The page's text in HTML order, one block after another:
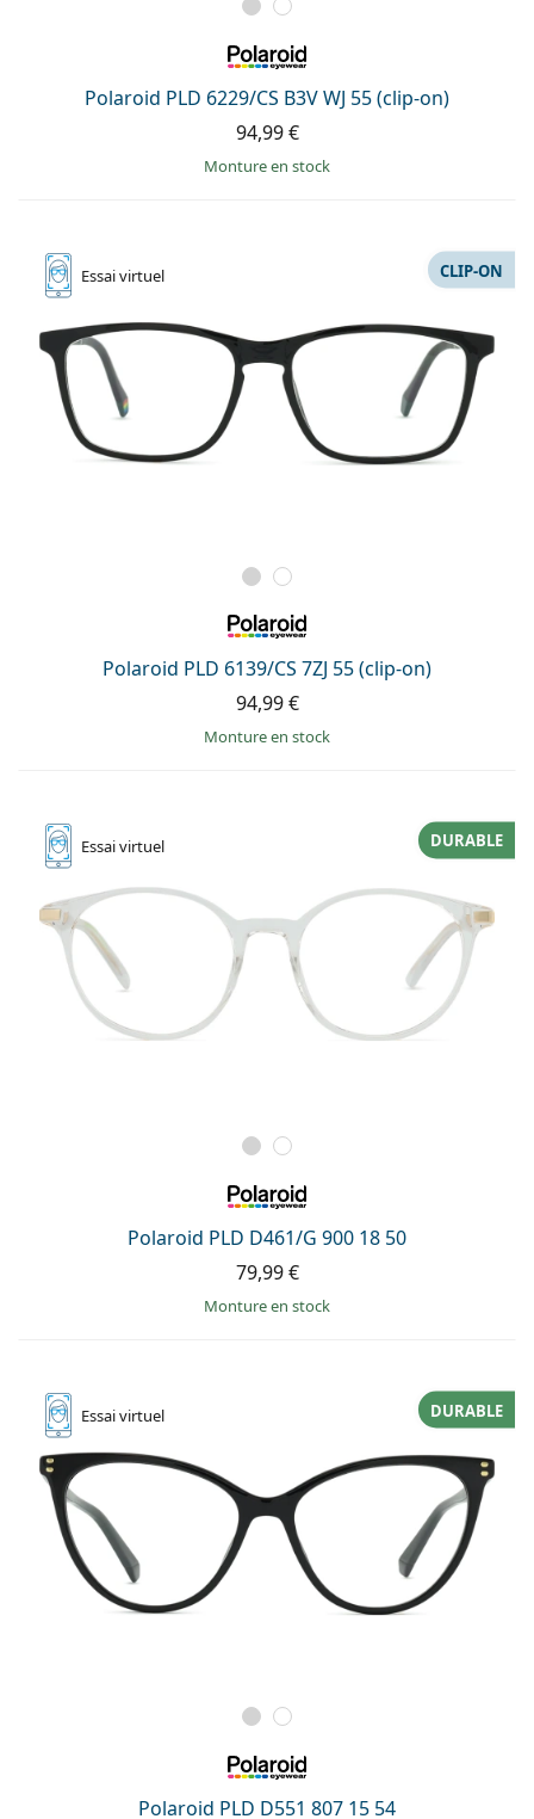
Polaroid PLD 6229/CS B3V WJ 55 (clip-on)
94,99 €
Monture en stock
Essaivirtuel
Polaroid PLD 6139/CS 7ZJ 55 (clip-on)
CLIP-ON
94,99 €
Monture en stock
Essaivirtuel
Polaroid PLD D461/G 900 18 50
DURABLE
79,99 €
Monture en stock
Essaivirtuel
Polaroid PLD D551 807 15 54
DURABLE